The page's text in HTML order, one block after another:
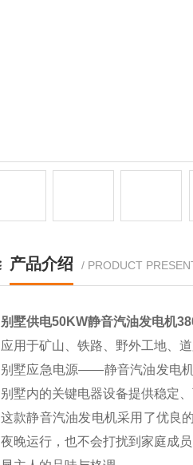
产品介绍 / PRODUCT
别墅供电50KW静音汽油发电机
应用于矿山、铁路、野外工地、
别墅应急电源——静音汽油发电
别墅内的关键电器设备提供稳定
这款静音汽油发电机采用了优良
夜晚运行，也不会打扰到家庭成